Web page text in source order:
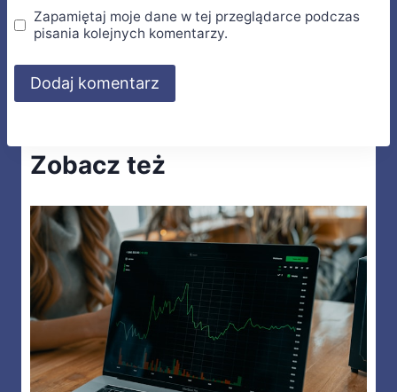
Zapamiętaj moje dane w tej przeglądarce podczas
pisania kolejnych komentarzy.
Zobacz też